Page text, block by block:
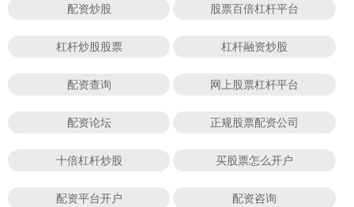
配资炒股 股票百倍杠杆平台
杠杆炒股股票 杠杆融资炒股
配资查询 网上股票杠杆平台
配资论坛 正规股票配资公司
十倍杠杆炒股 买股票怎么开户
配资平台开户 配资咨询